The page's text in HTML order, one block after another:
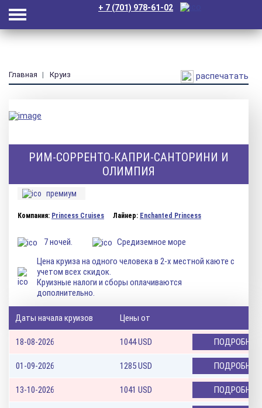
+ 7 (701) 978-61-02
Главная Круиз распечатать
РИМ-СОРРЕНТО-КАПРИ-САНТОРИНИ И
ОЛИМПИЯ
премиум
Компания: Princess Cruises Лайнер: Enchanted Princess
7 ночей.
Средиземное море
Цена круиза на одного человека в 2-х местной каюте с
учетом всех скидок.
Круизные налоги и сборы оплачиваются
дополнительно.
Даты начала круизов Цены от
18-08-2026 1044USD ПОДРОБНЕЕ
01-09-2026 1285USD ПОДРОБНЕЕ
13-10-2026 1041USD ПОДРОБНЕЕ